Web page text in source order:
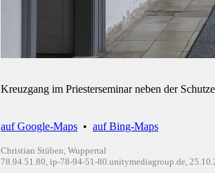
Kreuzgang im Priesterseminar neben der
auf Google-Maps • auf Bing-Maps
Christian Stüben, Wuppertal
78.94.51.80, ip-78-94-51-80.unitymediagroup.de,